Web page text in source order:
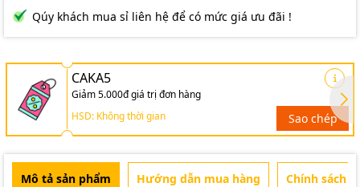
Qúy khách mua sỉ liên hệ để có mức giá ưu đãi !
CAKA5
Giảm 5.000đ giá trị đơn hàng
HSD: Không thời gian
Sao chép
Mô tả sản phẩm Hướng dẫn mua hàng Chính sách